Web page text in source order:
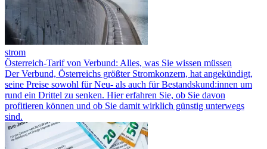
strom
Österreich-Tarif von Verbund: Alles, was Sie wissen müssen
Der Verbund, Österreichs größter Stromkonzern, hat angekündigt,
seine Preise sowohl für Neu- als auch für Bestandskund:innen um
rund ein Drittel zu senken. Hier erfahren Sie, ob Sie davon
profitieren können und ob Sie damit wirklich günstig unterwegs
sind.